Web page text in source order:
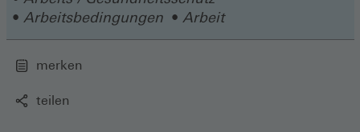
Arbeitsbedingungen
Arbeit
merken
teilen